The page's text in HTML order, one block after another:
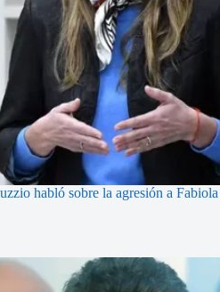
habló sobre la agresión a Fabiola